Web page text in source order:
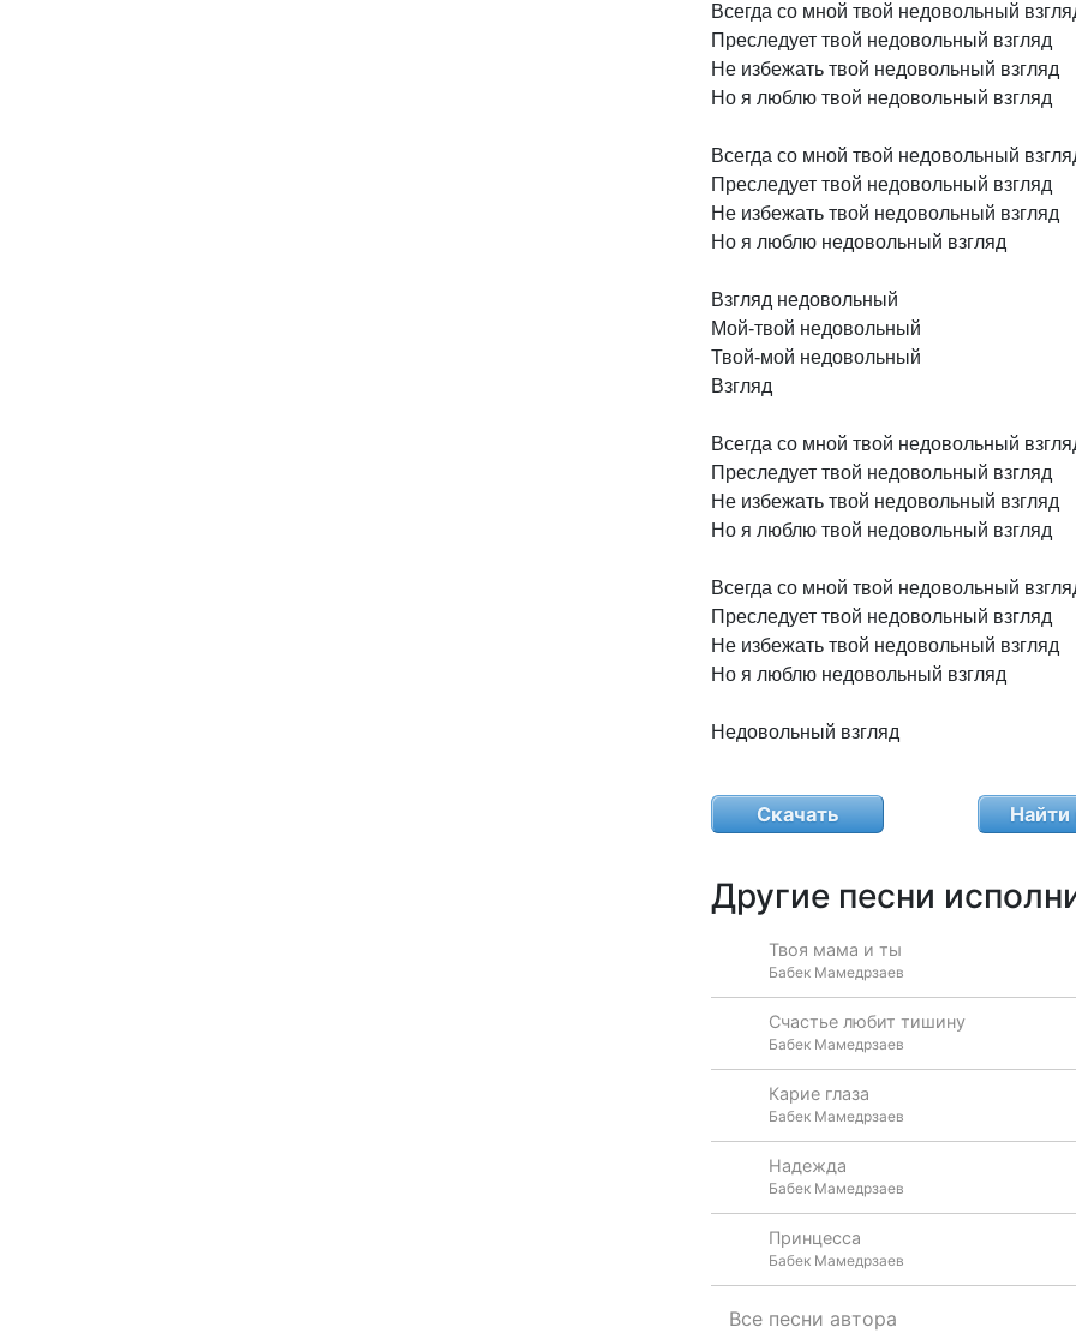
Всегда со мной твой недовольный
Преследует твой недовольный взгляд
Не избежать твой недовольный взгляд
Но я люблю твой недовольный взгляд
Всегда со мной твой недовольный
Преследует твой недовольный взгляд
Не избежать твой недовольный взгляд
Но я люблю недовольный взгляд
Взгляд недовольный
Мой-твой недовольный
Твой-мой недовольный
Взгляд
Всегда со мной твой недовольный
Преследует твой недовольный взгляд
Не избежать твой недовольный взгляд
Но я люблю твой недовольный взгляд
Всегда со мной твой недовольный
Преследует твой недовольный взгляд
Не избежать твой недовольный взгляд
Но я люблю недовольный взгляд
Недовольный взгляд
Скачать Найти
Другие песни
Твоя мама и ты
Бабек Мамедрзаев
Счастье любит тишину
Бабек Мамедрзаев
Карие глаза
Бабек Мамедрзаев
Надежда
Бабек Мамедрзаев
Принцесса
Бабек Мамедрзаев
Все песни автора